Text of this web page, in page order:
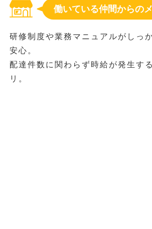
働いている仲間からの
研修制度や業務マニュアルがしっ
安心。
配達件数に関わらず時給が発生す
リ。